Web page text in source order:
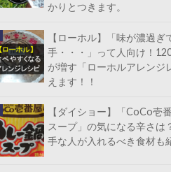
かりとつきます。
【ローホル】「味が濃過ぎ
手・・・」って人向け！
が増す「ローホルアレンジ
えます！！
【ダイショー】「CoCo壱
スープ」の気になる辛さは
手な人が入れるべき食材も